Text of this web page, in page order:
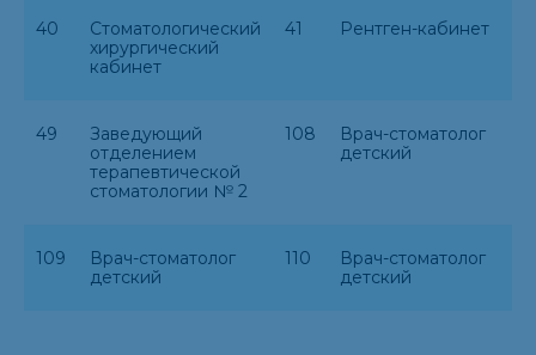
40
Стоматологический
хирургический
кабинет
41 Рентген-кабинет
49
Заведующий
отделением
терапевтической
стоматологии № 2
108
Врач-стоматолог
детский
109
Врач-стоматолог
детский
110
Врач-стоматолог
детский